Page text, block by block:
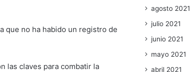
que no ha habido un registro de
las claves para combatir la
agosto 2021
julio 2021
junio 2021
mayo 2021
abril 2021